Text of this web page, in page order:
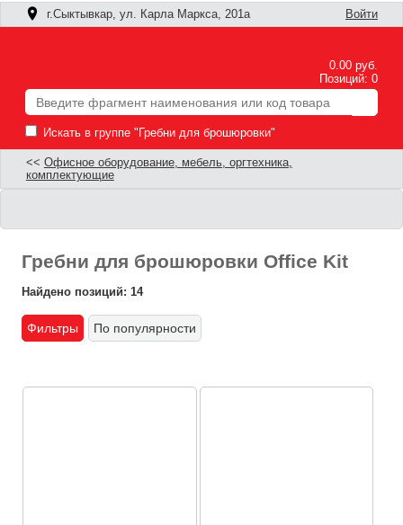
г.Сыктывкар, ул. Карла Маркса, 201а Войти
0.00 руб.
Позиций: 0
Искать в группе "Гребни для брошюровки"
<< Офисное оборудование, мебель, оргтехника,
комплектующие
Гребни для брошюровки Office Kit
Найдено позиций: 14
Фильтры По популярности